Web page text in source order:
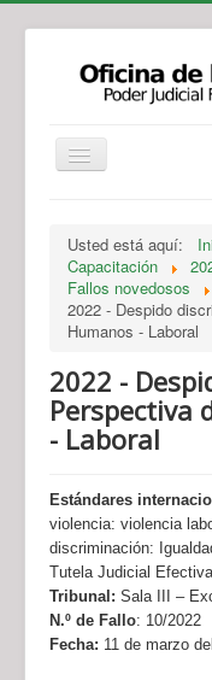
Legislación
Recursos y Servicios
Usted está aquí:
Capacitación
Fallos novedosos
2022 - Despido
Humanos - Laboral
2022 -
Perspectiva
- Laboral
Estándares
violencia: violencia
discriminación:
Tutela Judicial
Tribunal: Sala III –
N.º de Fallo: 10/2022
Fecha: 11 de marzo